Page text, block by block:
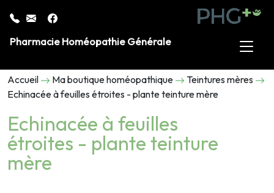
Pharmacie Homéopathie Générale
Accueil Ma boutique homéopathique
Teintures mères
Echinacée à feuilles étroites - plante teinture mère
Echinacée à feuilles
étroites - plante teinture
mère